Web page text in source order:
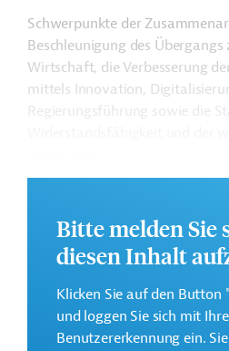
Schwerpunkte der
Beschleunigung des
Wirtschaft, die Verbesserung
mittels Innovation,
Regierungsführung sowie die
Kontaktadresse
Bitte melden Sie
diesen Inhalt
Klicken Sie auf den Button
und loggen Sie sich mit
Benutzererkennung ein.